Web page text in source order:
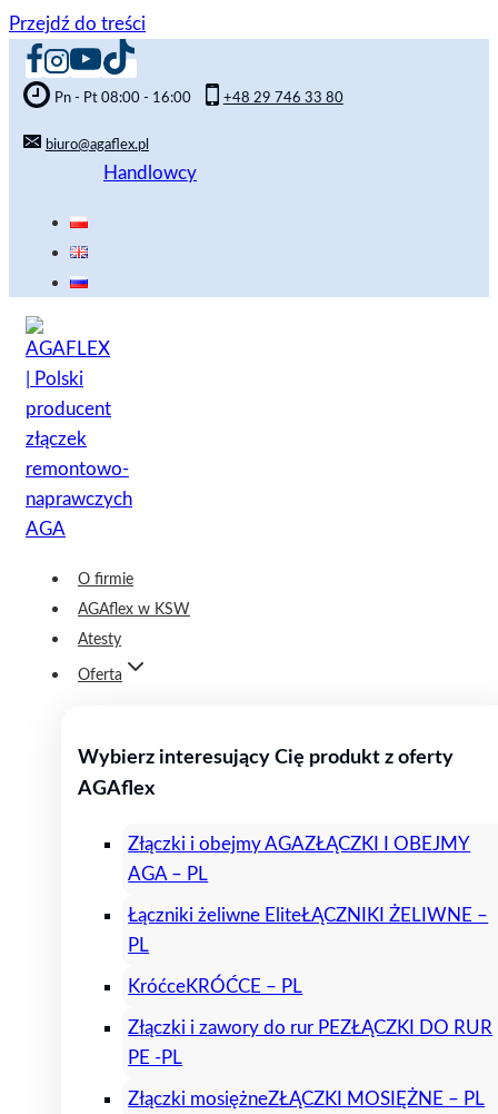
Przejdź do treści
Pn - Pt 08:00 - 16:00 +48 29 746 33 80
biuro@agaflex.pl
Handlowcy
O firmie
AGAflex w KSW
Atesty
Oferta
Wybierz interesujący Cię produkt z oferty
AGAflex
Złączki i obejmy AGAZŁĄCZKI I OBEJMY
AGA – PL
Łączniki żeliwne EliteŁĄCZNIKI ŻELIWNE –
PL
KróćceKRÓĆCE – PL
Złączki i zawory do rur PEZŁĄCZKI DO RUR
PE -PL
Złączki mosiężneZŁĄCZKI MOSIĘŻNE – PL